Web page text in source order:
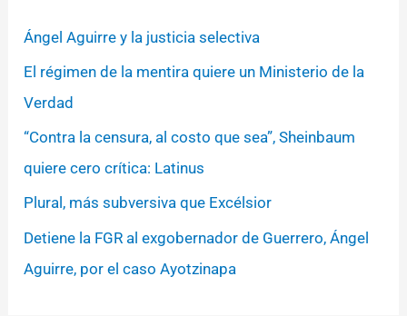
Ángel Aguirre y la justicia selectiva
El régimen de la mentira quiere un Ministerio de la
Verdad
“Contra la censura, al costo que sea”, Sheinbaum
quiere cero crítica: Latinus
Plural, más subversiva que Excélsior
Detiene la FGR al exgobernador de Guerrero, Ángel
Aguirre, por el caso Ayotzinapa